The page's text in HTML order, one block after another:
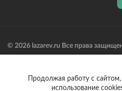
© 2026 lazarev.ru Все права
Банк: ОАО "АЛЬФА-БАНК" БИК:
30101810200000000593
Продолжая работу с
использование